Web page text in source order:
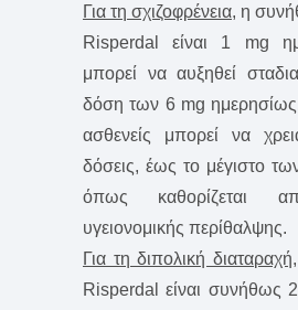
Για τη σχιζοφρένεια, η
Risperdal είναι 1 mg
μπορεί να αυξηθεί
δόση των 6 mg
ασθενείς μπορεί να
δόσεις, έως το μέγιστο
όπως καθορίζεται
υγειονομικής περίθαλψης.
Για τη διπολική διαταραχή
Risperdal είναι συνήθως